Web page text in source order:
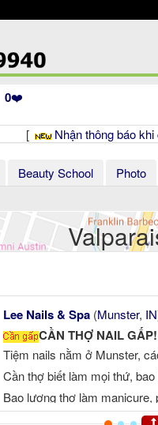
0❤️
[ Nhận thông báo
Beauty School Photo
lương $$$
Carmel,
THỢ BỘT,
Nails & Spa
Nq Nails
📣 CẦN
💅 Salon
tay nước
✨ Thợ